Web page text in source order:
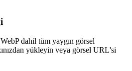
dahil tüm yaygın görsel
yükleyin veya görsel URL'si